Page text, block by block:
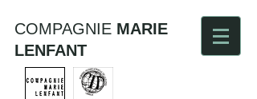
COMPAGNIE MARIE
LENFANT